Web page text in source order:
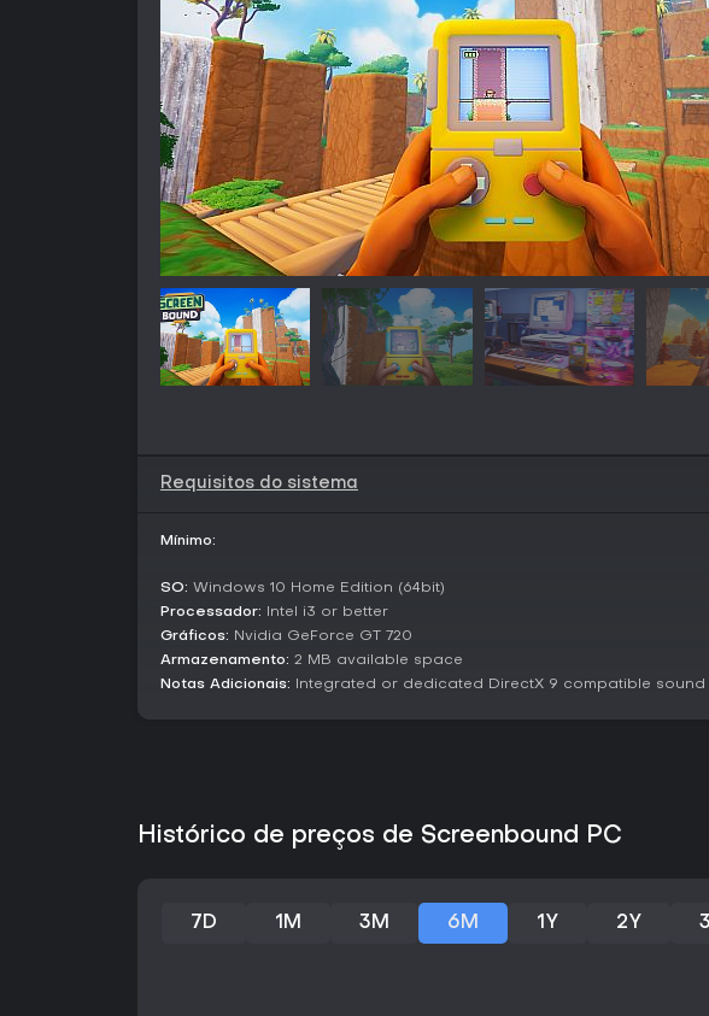
Requisitos do sistema
Mínimo:
SO: Windows 10 Home Edition (64bit)
Processador: Intel i3 or better
Gráficos: Nvidia GeForce GT 720
Armazenamento: 2 MB available space
Notas Adicionais: Integrated or dedicated DirectX 9 compatible sound
Histórico de preços de Screenbound PC
7D 1M 3M 6M 1Y 2Y